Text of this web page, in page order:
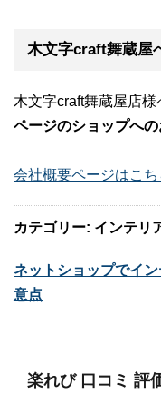
木文字craft舞蔵屋
木文字craft舞蔵屋店
ページのショップへ
会社概要ページはこち
カテゴリー: インテリ
ネットショップでイ
意点
楽れび 口コミ 評